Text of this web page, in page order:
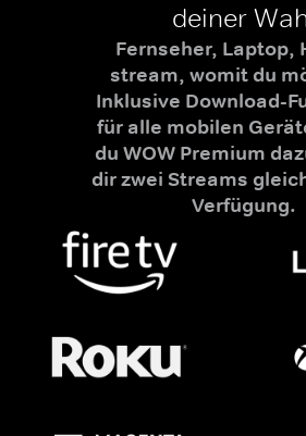
deiner
Fernseher, Laptop,
stream, womit du
Inklusive Download-
für alle mobilen
du WOW Premium
dir zwei Streams
Verfügung.